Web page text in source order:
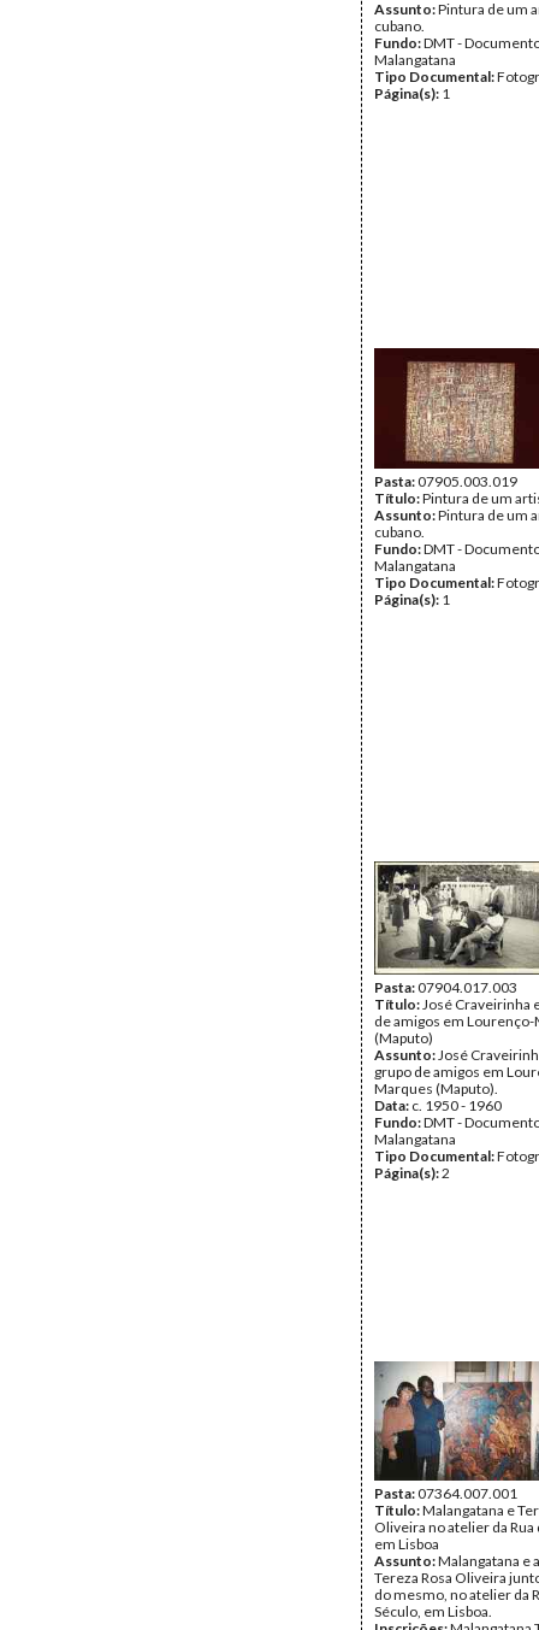
Assunto:Pintura de um
cubano.
Fundo:DMT -
Malangatana
Tipo Documental:
Página(s): 1
Pasta:07905.003.019
Título:Pintura de um
Assunto:Pintura de um
cubano.
Fundo:DMT -
Malangatana
Tipo Documental:
Página(s): 1
Pasta:07904.017.003
Título:José Craveirinha
de amigos em
(Maputo)
Assunto:José
grupo de amigos em
Marques (Maputo).
Data: c. 1950 - 1960
Fundo:DMT -
Malangatana
Tipo Documental:
Página(s):2
Pasta:07364.007.001
Título:Malangatana e
Oliveira no atelier da Rua
em Lisboa
Assunto:Malangatana e
Tereza Rosa Oliveira
do mesmo, no atelier da
Século, em Lisboa.